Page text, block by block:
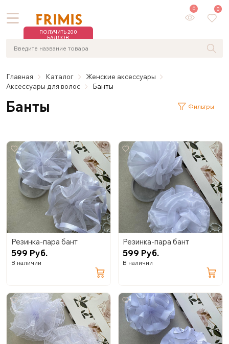
ПОЛУЧИТЬ 200
БАЛЛОВ
0 0
Главная Каталог
Женские аксессуары
Аксессуары для волос
Банты
Банты Фильтры
Резинка-пара бант
599 Руб.
В наличии
Резинка-пара бант
599 Руб.
В наличии